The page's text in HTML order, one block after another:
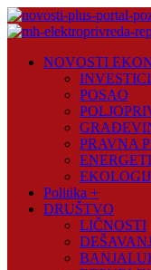
Skip
to
Plus
NOVOSTI
POSAO
PRAVNA
Politika +
DRUŠTVO
LIČNOSTI